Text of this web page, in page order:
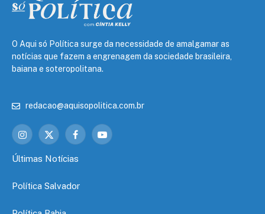
O Aqui só Política surge da necessidade de amalgamar as
notícias que fazem a engrenagem da sociedade brasileira,
baiana e soteropolitana.
redacao@aquisopolitica.com.br
Instagram
X
FacebookYouTube
Últimas Notícias
Política Salvador